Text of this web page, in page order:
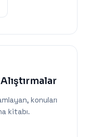
konuları
kitabı.